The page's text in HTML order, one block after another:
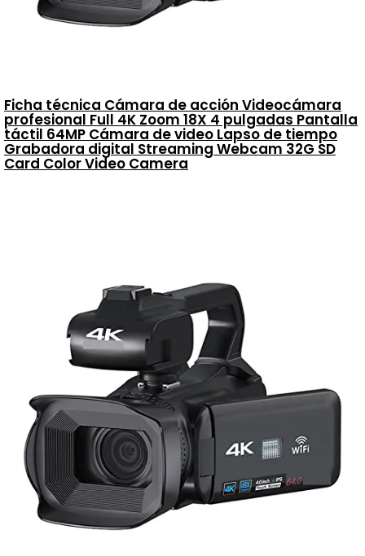
Ficha técnica Cámara de acción Videocámara
profesional Full 4K Zoom 18X 4 pulgadas Pantalla
táctil 64MP Cámara de video Lapso de tiempo
Grabadora digital Streaming Webcam 32G SD
Card Color Video Camera